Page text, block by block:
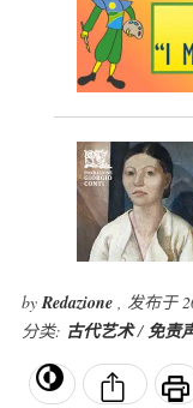
byRedazione , 发布于
分类: 古代艺术/免责